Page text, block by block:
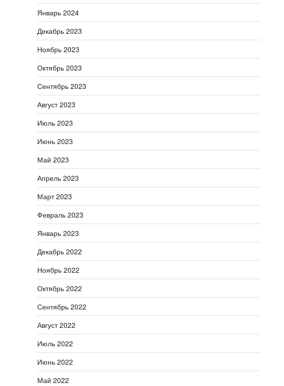
Январь 2024
Декабрь 2023
Ноябрь 2023
Октябрь 2023
Сентябрь 2023
Август 2023
Июль 2023
Июнь 2023
Май 2023
Апрель 2023
Март 2023
Февраль 2023
Январь 2023
Декабрь 2022
Ноябрь 2022
Октябрь 2022
Сентябрь 2022
Август 2022
Июль 2022
Июнь 2022
Май 2022